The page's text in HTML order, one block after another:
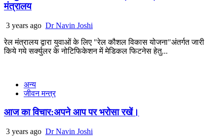
मंत्रालय
3 years ago Dr Navin Joshi
रेल मंत्रालय द्वारा युवाओं के लिए "रेल कौशल विकास योजना"अंतर्गत जारी
किये गये सर्क्युलर के नोटिफिकेशन में मेडिकल फिटनेस हेतु...
अन्य
जीवन मन्त्र
आज का विचार:अपने आप पर भरोसा रखें।
3 years ago Dr Navin Joshi